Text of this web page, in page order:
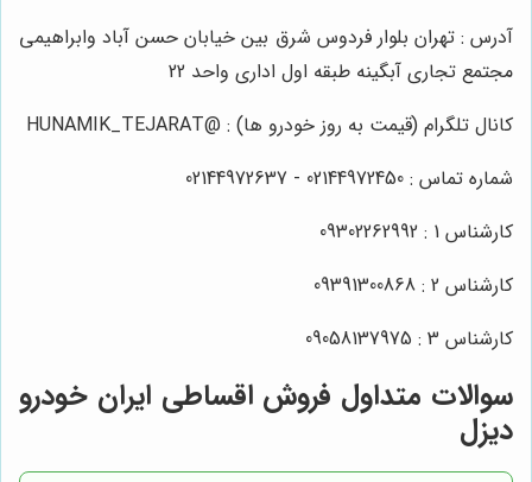
آدرس : تهران بلوار فردوس شرق بین خیابان حسن آباد وابراهیمی
مجتمع تجاری آبگینه طبقه اول اداری واحد 22
کانال تلگرام (قیمت به روز خودرو ها) : @HUNAMIK_TEJARAT
شماره تماس : 02144972450 - 02144972637
کارشناس 1 : 09302262992
کارشناس 2 : 09391300868
کارشناس 3 : 09058137975
سوالات متداول فروش اقساطی ایران خودرو
دیزل